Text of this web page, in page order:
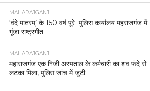
MAHARAJGANJ
‘वंदे मातरम्’ के 150 वर्ष पूरे पुलिस कार्यालय महराजगंज में
गूंजा राष्ट्रगीत
MAHARAJGANJ
महाराजगंज एक निजी अस्पताल के कर्मचारी का शव फंदे से
लटका मिला, पुलिस जांच में जुटी